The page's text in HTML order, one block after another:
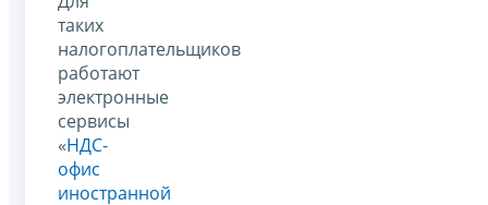
таких
налогоплательщиков
работают
электронные
сервисы
«НДС-
офис
иностранной